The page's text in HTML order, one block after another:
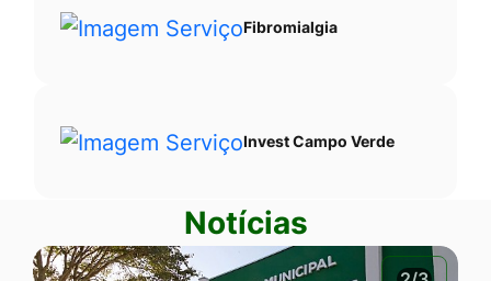
Fibromialgia
Invest Campo Verde
Notícias